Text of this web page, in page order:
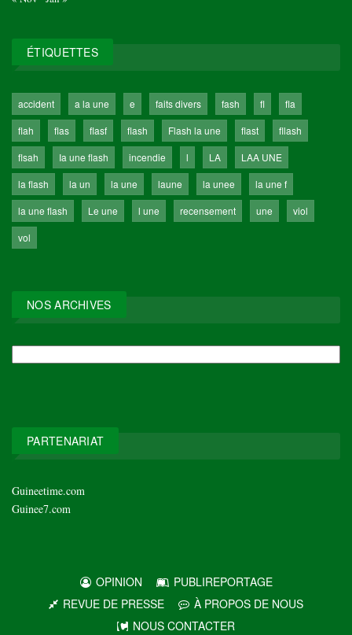
ÉTIQUETTES
accident a la une e faits divers fash fl
fla
flah
flas flasf flash Flash la une flast
fllash
flsah
Ia une flash incendie l LA
LAA UNE
la flash
la un la une laune la unee
la une f
la une flash
Le une l une recensement une
viol
vol
NOS ARCHIVES
PARTENARIAT
Guineetime.com
Guinee7.com
OPINION
PUBLIREPORTAGE
REVUE DE PRESSE
À PROPOS DE NOUS
NOUS CONTACTER